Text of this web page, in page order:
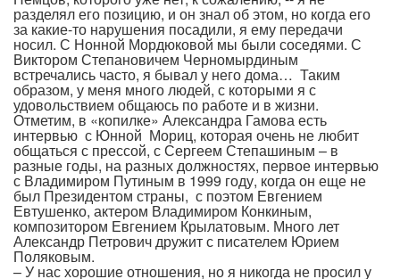
разделял его позицию, и он знал об этом, но когда его
за какие-то нарушения посадили, я ему передачи
носил. С Нонной Мордюковой мы были соседями. С
Виктором Степановичем Черномырдиным
встречались часто, я бывал у него дома… Таким
образом, у меня много людей, с которыми я с
удовольствием общаюсь по работе и в жизни.
Отметим, в «копилке» Александра Гамова есть
интервью с Юнной Мориц, которая очень не любит
общаться с прессой, с Сергеем Степашиным – в
разные годы, на разных должностях, первое интервью
с Владимиром Путиным в 1999 году, когда он еще не
был Президентом страны, с поэтом Евгением
Евтушенко, актером Владимиром Конкиным,
композитором Евгением Крылатовым. Много лет
Александр Петрович дружит с писателем Юрием
Поляковым.
– У нас хорошие отношения, но я никогда не просил у